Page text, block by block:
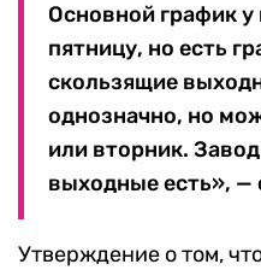
Основной график у
пятницу, но есть
скользящие
однозначно, но
или вторник.
выходные есть», —
Утверждение о том,